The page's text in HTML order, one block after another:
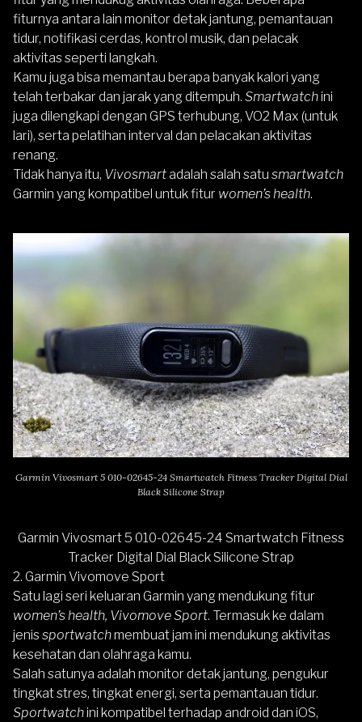
fiturnya antara lain monitor detak jantung, pemantauan
tidur, notifikasi cerdas, kontrol musik, dan pelacak
aktivitas seperti langkah.
Kamu juga bisa memantau berapa banyak kalori yang
telah terbakar dan jarak yang ditempuh. Smartwatchini
juga dilengkapi dengan GPS terhubung, VO2 Max (untuk
lari), serta pelatihan interval dan pelacakan aktivitas
renang.
Tidak hanya itu, Vivosmartadalah salah satu smartwatch
Garmin yang kompatibel untuk fitur women’s health.
Garmin Vivosmart 5 010-02645-24 Smartwatch Fitness Tracker Digital Dial
Black Silicone Strap
Garmin Vivosmart 5 010-02645-24 Smartwatch Fitness
Tracker Digital Dial Black Silicone Strap
2. Garmin Vivomove Sport
Satu lagi seri keluaran Garmin yang mendukung fitur
women’s health, Vivomove Sport. Termasuk ke dalam
jenissportwatchmembuat jam ini mendukung aktivitas
kesehatan dan olahraga kamu.
Salah satunya adalah monitor detak jantung, pengukur
tingkat stres, tingkat energi, serta pemantauan tidur.
Sportwatchini kompatibel terhadap android dan iOS,